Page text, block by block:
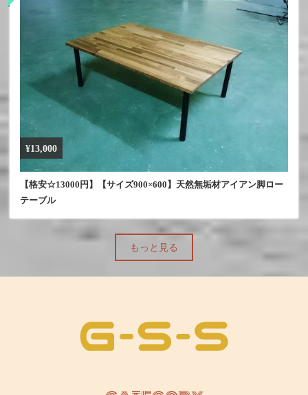
¥13,000
【格安☆13000円】【サイズ900×600】天然無垢材アイアン脚ロー
テーブル
もっと見る